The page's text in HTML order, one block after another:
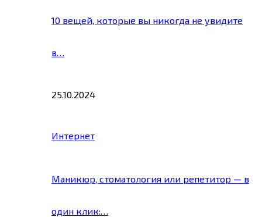
10 вещей, которые вы никогда не увидите
в…
25.10.2024
Интернет
Маникюр, стоматология или репетитор — в
один клик:…